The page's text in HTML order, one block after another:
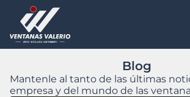
Blog
Mantenle al tanto de las últimas
empresa y del mundo de las
Todas las novedades